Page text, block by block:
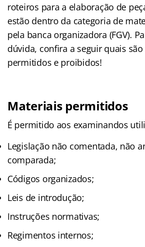
roteiros para a elaboração de
estão dentro da categoria de
pela banca organizadora (FGV).
dúvida, confira a seguir quais
permitidos e proibidos!
Materiais permitidos
É permitido aos examinandos
Legislação não comentada, não
comparada;
Códigos organizados;
Leis de introdução;
Instruções normativas;
Regimentos internos;